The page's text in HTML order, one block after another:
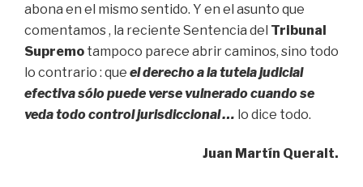
abona en el mismo sentido. Y en el asunto que
comentamos , la reciente Sentencia del Tribunal
Supremo tampoco parece abrir caminos, sino todo
lo contrario : que el derecho a la tutela judicial
efectiva sólo puede verse vulnerado cuando se
veda todo control jurisdiccional … lo dice todo.
Juan Martín Queralt.